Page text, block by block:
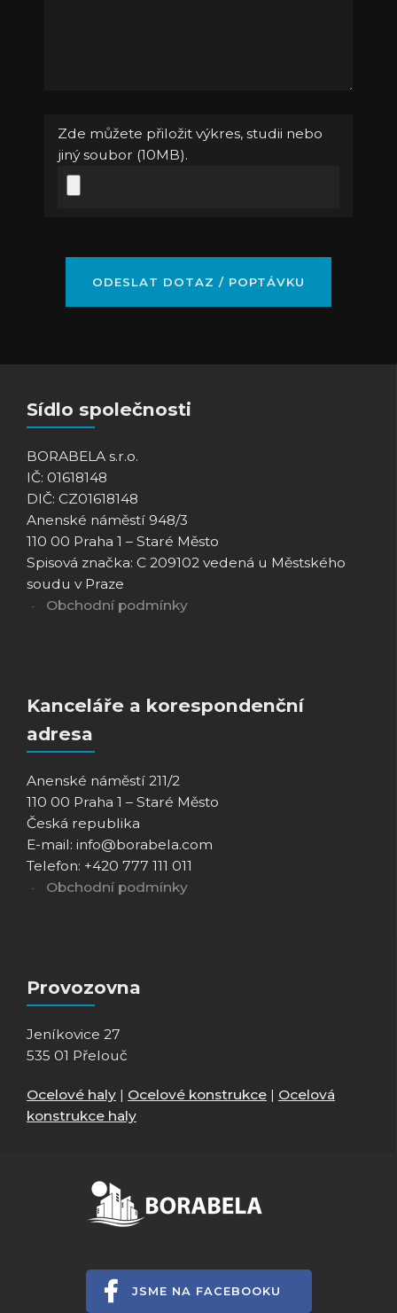
Zde můžete přiložit výkres, studii nebo
jiný soubor (10MB).
Sídlo společnosti
BORABELA s.r.o.
IČ: 01618148
DIČ: CZ01618148
Anenské náměstí 948/3
110 00 Praha 1 – Staré Město
Spisová značka: C 209102 vedená u Městského
soudu v Praze
Obchodní podmínky
Kanceláře a korespondenční
adresa
Anenské náměstí 211/2
110 00 Praha 1 – Staré Město
Česká republika
E-mail: info@borabela.com
Telefon: +420 777 111 011
Obchodní podmínky
Provozovna
Jeníkovice 27
535 01 Přelouč
Ocelové haly | Ocelové konstrukce | Ocelová
konstrukce haly
JSME NA FACEBOOKU